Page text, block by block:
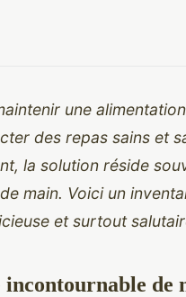
une
des repas sains et
la solution réside
main. Voici un
et surtout
incontournable de